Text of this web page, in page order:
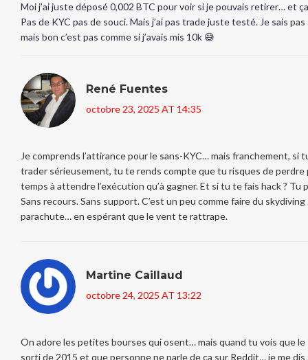
Moi j’ai juste déposé 0,002 BTC pour voir si je pouvais retirer… et
Pas de KYC pas de souci. Mais j’ai pas trade juste testé. Je sais pas
mais bon c’est pas comme si j’avais mis 10k 😅
René Fuentes
octobre 23, 2025 AT 14:35
Je comprends l’attirance pour le sans-KYC… mais franchement, si
trader sérieusement, tu te rends compte que tu risques de perdre
temps à attendre l’exécution qu’à gagner. Et si tu te fais hack ? Tu
Sans recours. Sans support. C’est un peu comme faire du skydiving
parachute… en espérant que le vent te rattrape.
Martine Caillaud
octobre 24, 2025 AT 13:22
On adore les petites bourses qui osent… mais quand tu vois que le
sorti de 2015 et que personne ne parle de ça sur Reddit… je me dis